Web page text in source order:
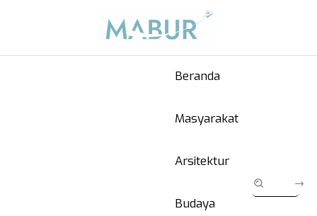
Beranda
Masyarakat
Arsitektur
Budaya